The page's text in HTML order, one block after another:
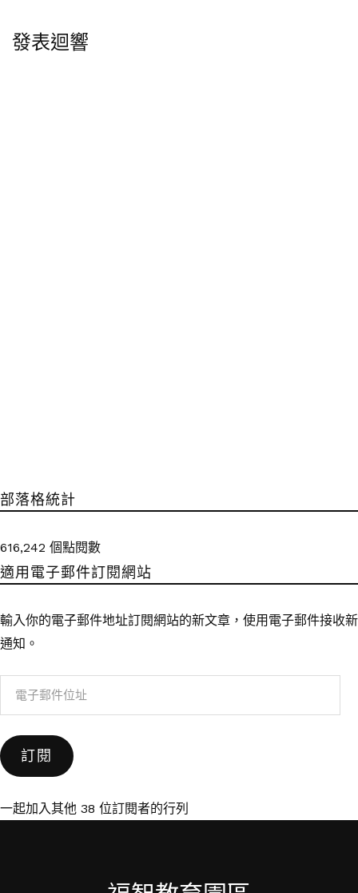
發表迴響
部落格統計
616,242 個點閱數
適用電子郵件訂閱網站
輸入你的電子郵件地址訂閱網站的新文章，使用電子郵件接收新
通知。
件
位
訂閱
一起加入其他 38 位訂閱者的行列